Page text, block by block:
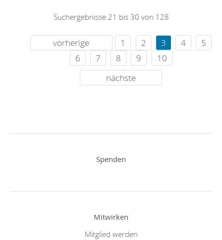
Suchergebnisse 21 bis 30 von 128
vorherige 1 2 3 4
5
6
7 8 9
10
nächste
Spenden
Mitwirken
Mitglied werden